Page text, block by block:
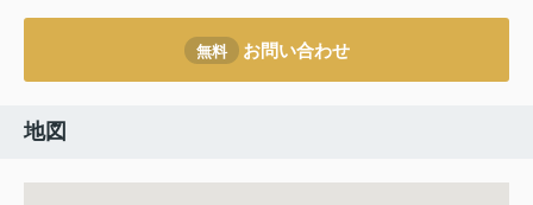
無料 お問い合わせ
地図